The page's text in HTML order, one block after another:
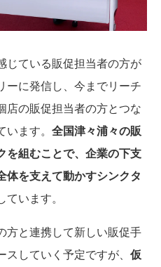
じている販促担当者の方が
ーに発信し、今までリーチ
店の販促担当者の方とつな
ます。 全国津々浦々の販
を組むことで、企業の下支
体を支えて動かすシンクタ
ています。
と連携して新しい販促手
していく予定ですが、 仮